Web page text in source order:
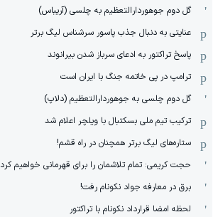
گل دوم جوهوردارالتعظیم به چلسی (آریباس)
عنایتی به دنبال جذب پاسور سرشناس لیگ برتر
پاسخ تراکتور به ادعای سرباز شدن بیرانوند
ترامپ در پی خاتمه جنگ با ایران است
گل دوم چلسی به جوهوردارالتعظیم (دلاپ)
ترکیب تیم ملی بسکتبال با ویلچر اعلام شد
ستاره‌های لیگ برتر همچنان در راه قشم!
حجت کریمی: تمام تلاشمان را برای قهرمانی خواهیم کرد
برق در معارفه جواد نکونام رفت!
لحظه امضا قرارداد نکونام با تراکتور